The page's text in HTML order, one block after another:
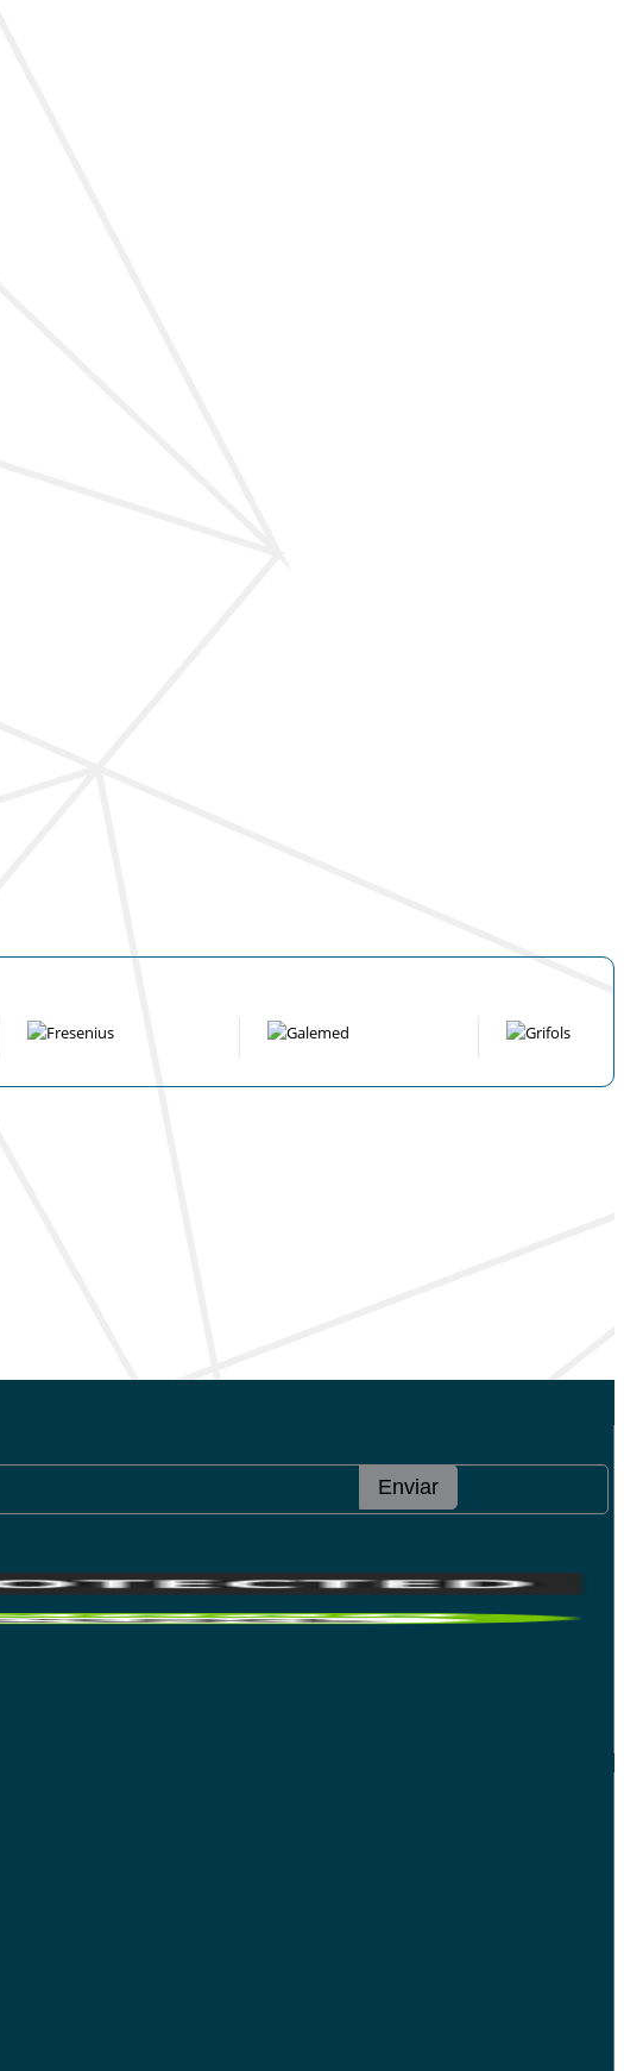
Enviar